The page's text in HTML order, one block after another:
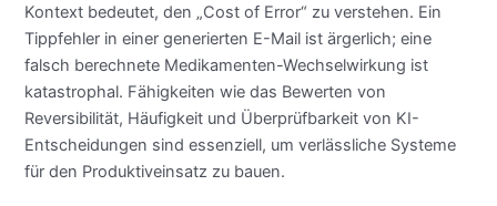
Kontext bedeutet, den „Cost of Error“ zu verstehen. Ein
Tippfehler in einer generierten E-Mail ist ärgerlich; eine
falsch berechnete Medikamenten-Wechselwirkung ist
katastrophal. Fähigkeiten wie das Bewerten von
Reversibilität, Häufigkeit und Überprüfbarkeit von KI-
Entscheidungen sind essenziell, um verlässliche Systeme
für den Produktiveinsatz zu bauen.